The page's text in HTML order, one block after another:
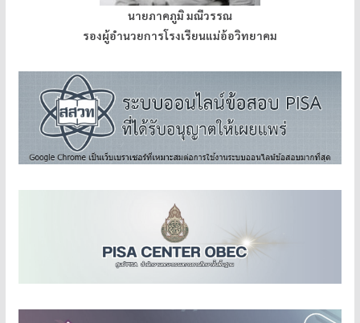
นายภาคภูมิ มณีวรรณ
รองผู้อำนวยการโรงเรียนแม่อ้อวิทยาคม